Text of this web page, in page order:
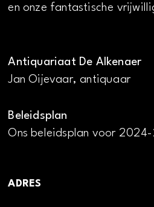
en onze fantastische
Antiquariaat De Alkenaer
Jan Oijevaar, antiquaar
Beleidsplan
Ons beleidsplan voor
ADRES